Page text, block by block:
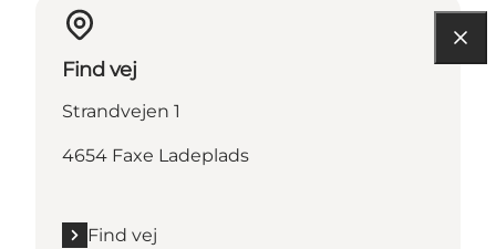
Find vej
Strandvejen 1
4654 Faxe Ladeplads
Find vej